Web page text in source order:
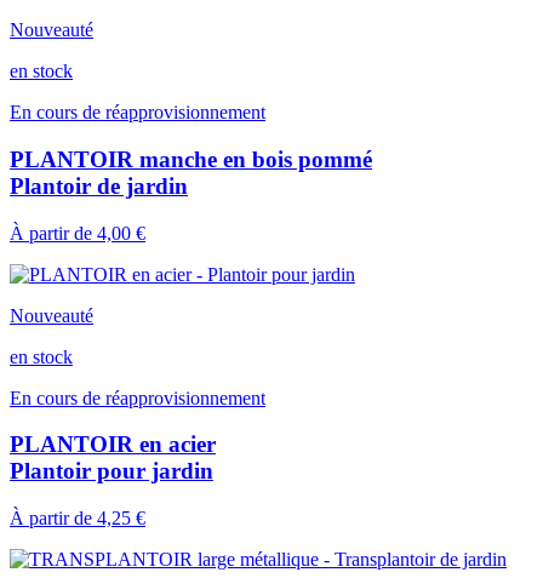
Nouveauté
en stock
En cours de réapprovisionnement
PLANTOIR manche en bois pommé
Plantoir de jardin
À partir de 4,00 €
Nouveauté
en stock
En cours de réapprovisionnement
PLANTOIR en acier
Plantoir pour jardin
À partir de 4,25 €